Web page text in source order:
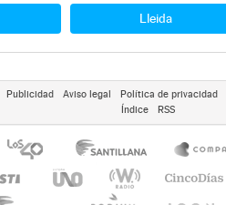
Lleida
Publicidad Aviso legal Política de privacidad
Índice
RSS